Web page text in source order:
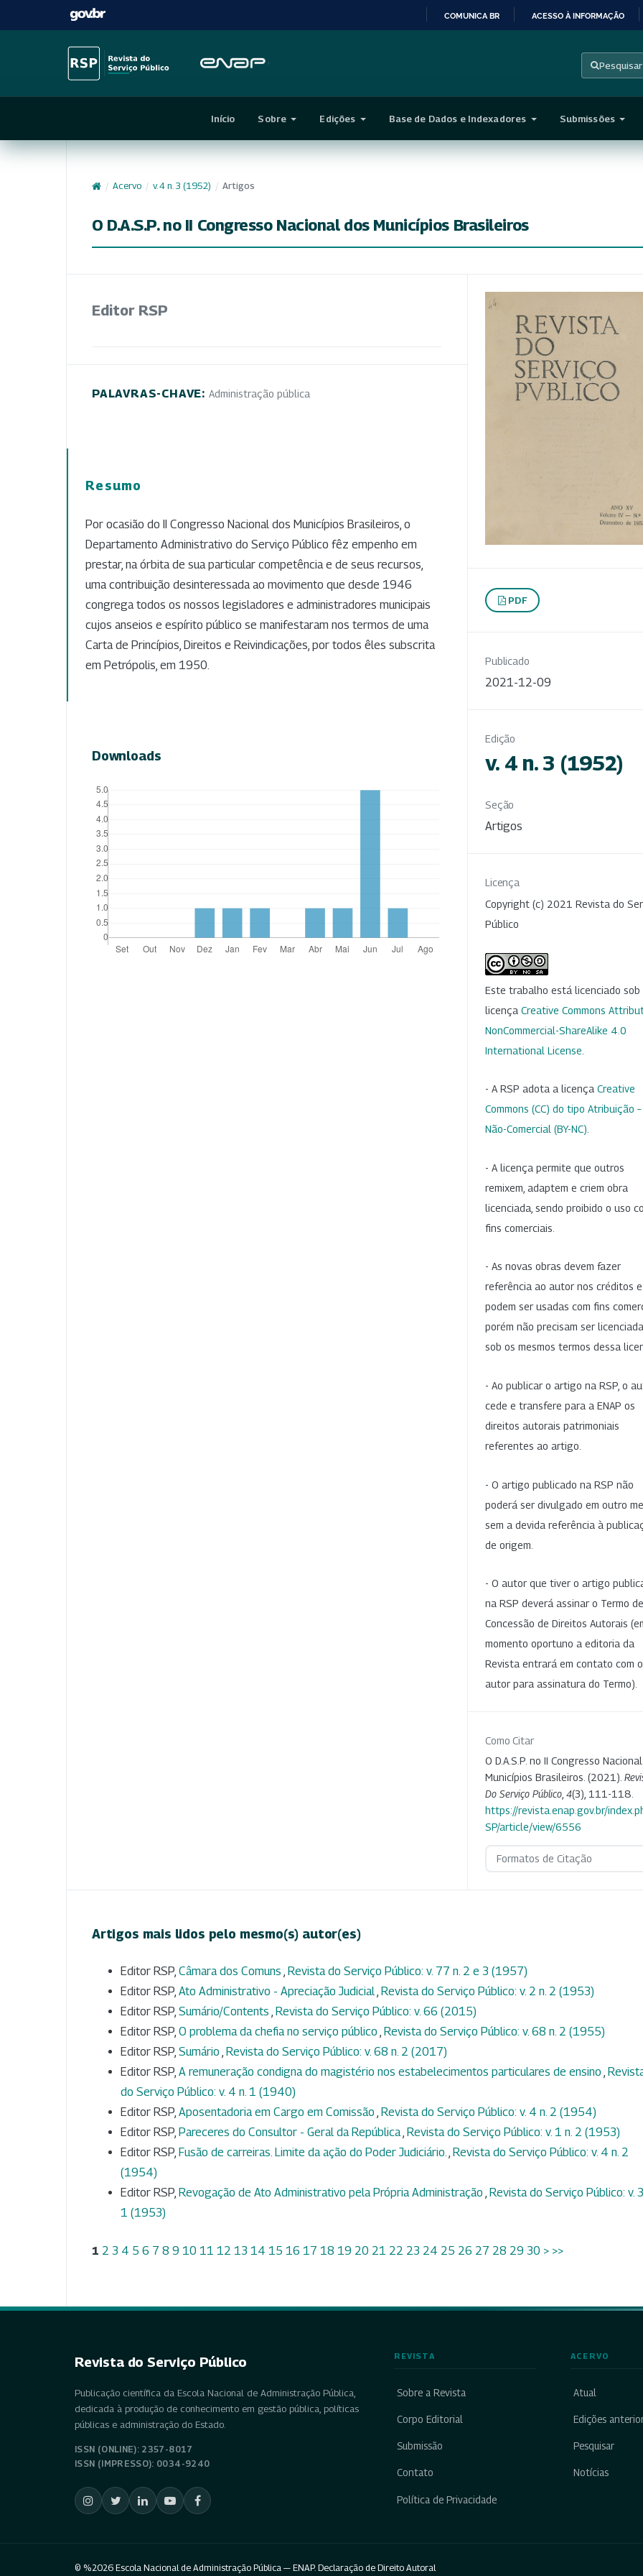
CONTEÚDO
COMUNICA BR ACESSO À INFORMAÇÃO
Pesquisar
Início Sobre Edições Base de Dados e Indexadores Submissões
/ Acervo / v. 4 n. 3 (1952) / Artigos
O D.A.S.P. no II Congresso Nacional dos Municípios Brasileiros
Editor RSP
PALAVRAS-CHAVE: Administração pública
Resumo
Por ocasião do II Congresso Nacional dos Municípios Brasileiros, o
Departamento Administrativo do Serviço Público fêz empenho em
prestar, na órbita de sua particular competência e de seus recursos,
uma contribuição desinteressada ao movimento que desde 1946
congrega todos os nossos legisladores e administradores municipais
cujos anseios e espírito público se manifestaram nos termos de uma
Carta de Princípios, Direitos e Reivindicações, por todos êles subscrita
em Petrópolis, em 1950.
Downloads
PDF
Publicado
2021-12-09
Edição
v. 4 n. 3 (1952)
Seção
Artigos
Licença
Copyright (c) 2021 Revista do
Público
Este trabalho está licenciado sob
licença Creative Commons
NonCommercial-ShareAlike 4.0
International License
- A RSP adota a licença Creative
Commons (CC) do tipo Atribuição –
Não-Comercial (BY-NC)
- A licença permite que outros
remixem, adaptem e criem obra
licenciada, sendo proibido o uso
fins comerciais.
- As novas obras devem fazer
referência ao autor nos créditos
podem ser usadas com fins
porém não precisam ser
sob os mesmos termos dessa
- Ao publicar o artigo na RSP, o
cede e transfere para a ENAP os
direitos autorais patrimoniais
referentes ao artigo.
- O artigo publicado na RSP não
poderá ser divulgado em outro
sem a devida referência à
de origem.
- O autor que tiver o artigo
na RSP deverá assinar o Termo de
Concessão de Direitos Autorais
momento oportuno a editoria da
Revista entrará em contato com o
autor para assinatura do Termo).
Como Citar
O D.A.S.P. no II Congresso
Municípios Brasileiros. (2021).
Do Serviço Público 4(3), 111-118.
https://revista.enap.gov.br/
SP/article/view/6556
Formatos de Citação
Artigos mais lidos pelo mesmo(s) autor(es)
Editor RSP, Câmara dos Comuns , Revista do Serviço Público: v. 77 n. 2 e 3 (1957)
Editor RSP, Ato Administrativo - Apreciação Judicial, Revista do Serviço Público: v. 2 n. 2 (1953)
Editor RSP, Sumário/Contents , Revista do Serviço Público: v. 66 (2015)
Editor RSP, O problema da chefia no serviço público , Revista do Serviço Público: v. 68 n. 2 (1955)
Editor RSP, Sumário , Revista do Serviço Público: v. 68 n. 2 (2017)
Editor RSP, A remuneração condigna do magistério nos estabelecimentos particulares de ensino ,
do Serviço Público: v. 4 n. 1 (1940)
Editor RSP, Aposentadoria em Cargo em Comissão , Revista do Serviço Público: v. 4 n. 2 (1954)
Editor RSP, Pareceres do Consultor - Geral da República, Revista do Serviço Público: v. 1 n. 2 (1953)
Editor RSP, Fusão de carreiras. Limite da ação do Poder Judiciário., Revista do Serviço Público: v. 4 n. 2
(1954)
Editor RSP, Revogação de Ato Administrativo pela Própria Administração , Revista do Serviço Público: v.
1 (1953)
1 2 3 4 5 6 7 8 9 10 11 12 13 14 15 16 17 18 19 20 21 22 23 24 25 26 27 28 29 30 > >>
Revista do Serviço Público
Publicação científica da Escola Nacional de Administração Pública,
dedicada à produção de conhecimento em gestão pública, políticas
públicas e administração do Estado.
ISSN (ONLINE): 2357-8017
ISSN (IMPRESSO): 0034-9240
REVISTA
Sobre a Revista
Corpo Editorial
Submissão
Contato
Política de Privacidade
ACERVO
Atual
Edições
Pesquisar
Notícias
© %2026 Escola Nacional de Administração Pública — ENAP. Declaração de Direito Autoral